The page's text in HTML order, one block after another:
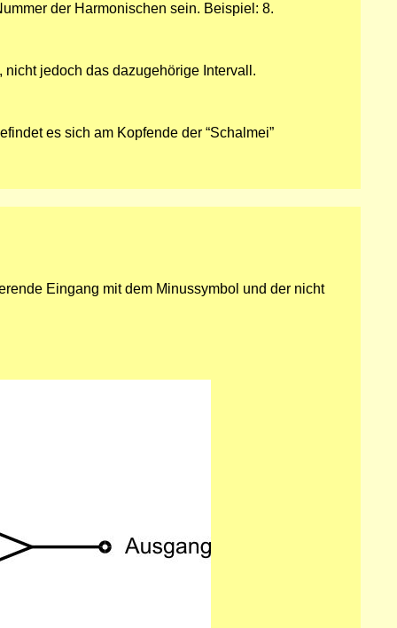
der Harmonischen sein. Beispiel: 8.
jedoch das dazugehörige Intervall.
es sich am Kopfende der “Schalmei”
Eingang mit dem Minussymbol und der nicht